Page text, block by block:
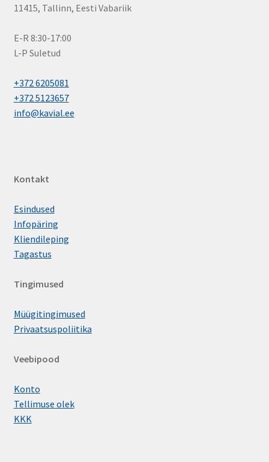
11415, Tallinn, Eesti Vabariik
E-R 8:30-17:00
L-P Suletud
+372 6205081
+372 5123657
info@kavial.ee
Kontakt
Esindused
Infopäring
Kliendileping
Tagastus
Tingimused
Müügitingimused
Privaatsuspoliitika
Veebipood
Konto
Tellimuse olek
KKK